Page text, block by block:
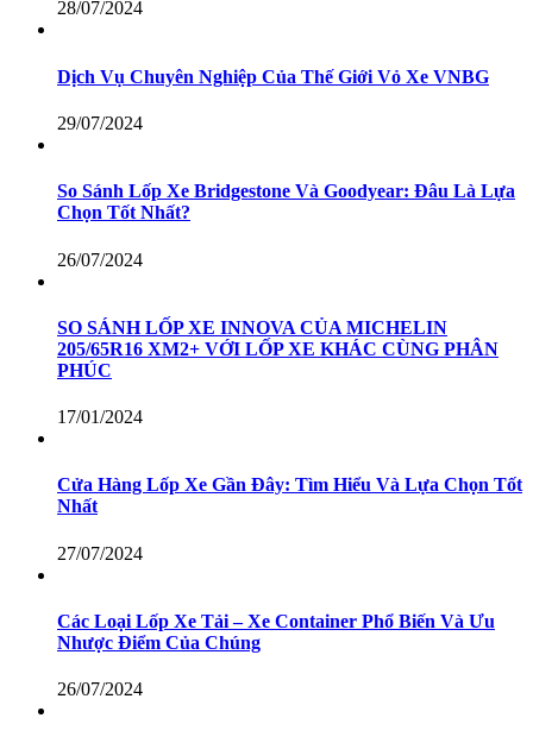
28/07/2024
Dịch Vụ Chuyên Nghiệp Của Thế Giới Vỏ Xe VNBG
29/07/2024
So Sánh Lốp Xe Bridgestone Và Goodyear: Đâu Là Lựa
Chọn Tốt Nhất?
26/07/2024
SO SÁNH LỐP XE INNOVA CỦA MICHELIN
205/65R16 XM2+ VỚI LỐP XE KHÁC CÙNG PHÂN
PHÚC
17/01/2024
Cửa Hàng Lốp Xe Gần Đây: Tìm Hiểu Và Lựa Chọn Tốt
Nhất
27/07/2024
Các Loại Lốp Xe Tải – Xe Container Phổ Biến Và Ưu
Nhược Điểm Của Chúng
26/07/2024